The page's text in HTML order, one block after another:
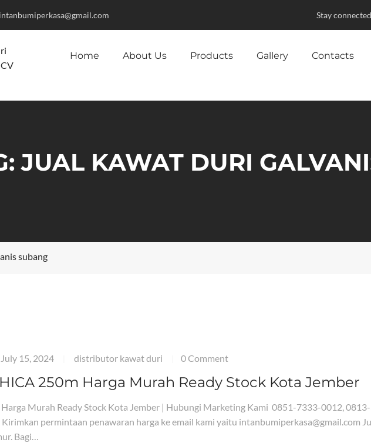
intanbumiperkasa@gmail.com Stay
Home About Us Products Gallery Contacts
JUAL KAWAT DURI
subang
July 15, 2024 distributor kawat duri 0 Comment
250m Harga Murah Ready Stock Kota Jember
Murah Ready Stock Kota Jember | Hubungi Marketing Kami 0851-7333-0012,
permintaan penawaran harga ke email kami yaitu intanbumiperkasa@gmail.com
Bagi…